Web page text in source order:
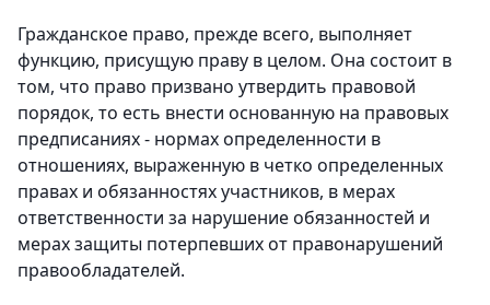
Гражданское право, прежде всего, выполняет
функцию, присущую праву в целом. Она состоит в
том, что право призвано утвердить правовой
порядок, то есть внести основанную на правовых
предписаниях - нормах определенности в
отношениях, выраженную в четко определенных
правах и обязанностях участников, в мерах
ответственности за нарушение обязанностей и
мерах защиты потерпевших от правонарушений
правообладателей.